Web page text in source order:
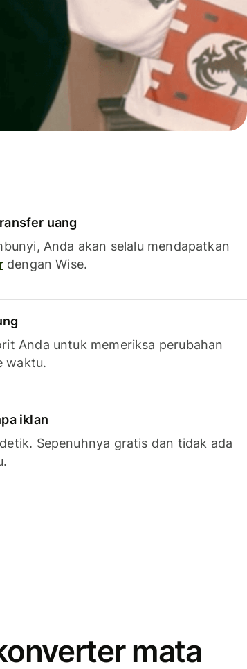
uang
Anda akan selalu mendapatkan
dengan Wise.
Anda untuk memeriksa perubahan
waktu.
iklan
Sepenuhnya gratis dan tidak ada
mata